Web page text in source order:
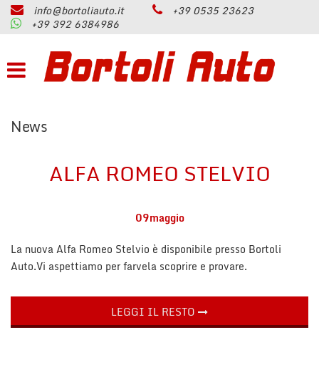
HOME
AZIENDA
CONTATTI
info@bortoliauto.it
+39 0535 23623
+39 392 6384986
News
ALFA ROMEO STELVIO
09maggio
La nuova Alfa Romeo Stelvio è disponibile presso Bortoli
Auto.Vi aspettiamo per farvela scoprire e provare.
LEGGI IL RESTO
Le
preferenze
di
consenso
seguente
consente
di
consenso
tecnologie
tracciamento